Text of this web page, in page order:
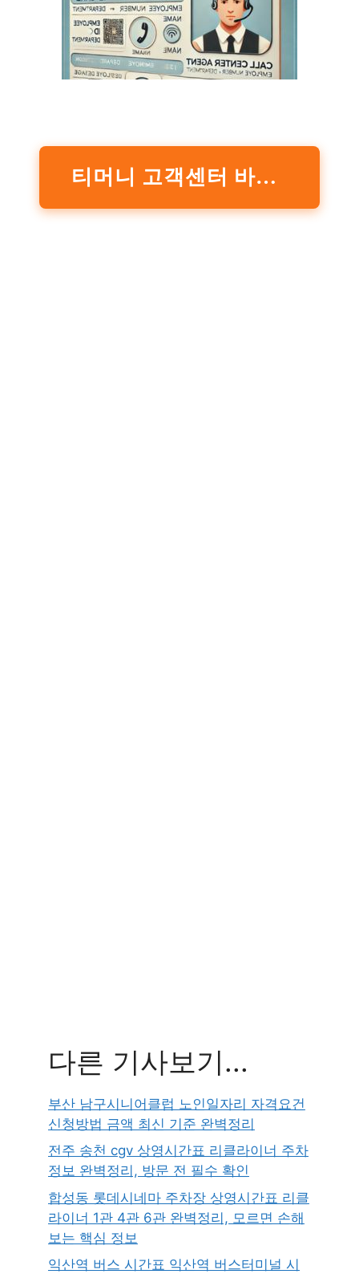
티머니 고객센터 바로가기
다른 기사보기...
부산 남구시니어클럽 노인일자리 자격요건
신청방법 금액 최신 기준 완벽정리
전주 송천 cgv 상영시간표 리클라이너 주차
정보 완벽정리, 방문 전 필수 확인
합성동 롯데시네마 주차장 상영시간표 리클
라이너 1관 4관 6관 완벽정리, 모르면 손해
보는 핵심 정보
익산역 버스 시간표 익산역 버스터미널 시